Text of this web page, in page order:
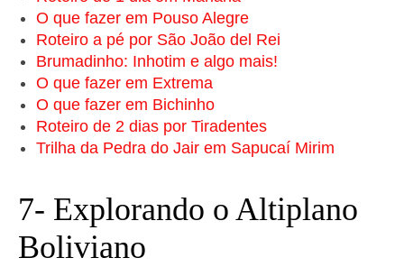
O que fazer em Pouso Alegre
Roteiro a pé por São João del Rei
Brumadinho: Inhotim e algo mais!
O que fazer em Extrema
O que fazer em Bichinho
Roteiro de 2 dias por Tiradentes
Trilha da Pedra do Jair em Sapucaí Mirim
7- Explorando o Altiplano
Boliviano